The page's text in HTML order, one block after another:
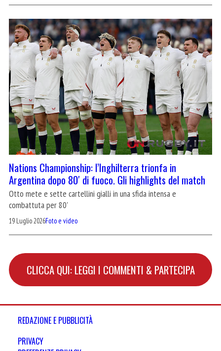
Nations Championship: l’Inghilterra trionfa in
Argentina dopo 80′ di fuoco. Gli highlights del match
Otto mete e sette cartellini gialli in una sfida intensa e
combattuta per 80'
19 Luglio 2026Foto e video
CLICCA QUI: LEGGI I COMMENTI & PARTECIPA
REDAZIONE E PUBBLICITÀ
PRIVACY